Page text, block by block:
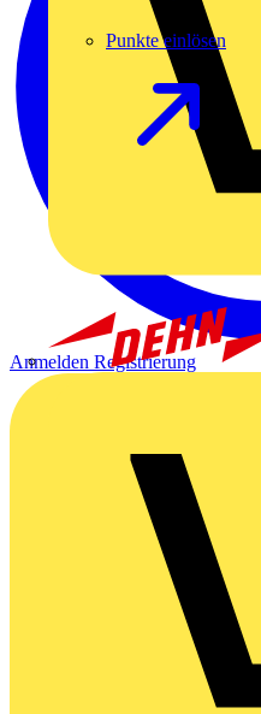
Punkte einlösen
Anmelden Registrierung